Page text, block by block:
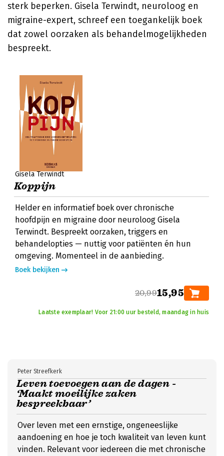
sterk beperken. Gisela Terwindt, neuroloog en
migraine-expert, schreef een toegankelijk boek
dat zowel oorzaken als behandelmogelijkheden
bespreekt.
Gisela Terwindt
Koppijn
Helder en informatief boek over chronische
hoofdpijn en migraine door neuroloog Gisela
Terwindt. Bespreekt oorzaken, triggers en
behandelopties — nuttig voor patiënten én hun
omgeving. Momenteel in de aanbieding.
Boek bekijken
20,9915,95
Laatste exemplaar! Voor 21:00 uur besteld, maandag in huis
Leven toevoegen aan de dagen -
‘Maakt moeilijke zaken
bespreekbaar’
Peter Streefkerk
Over leven met een ernstige, ongeneeslijke
aandoening en hoe je toch kwaliteit van leven kunt
vinden. Relevant voor iedereen die met chronische